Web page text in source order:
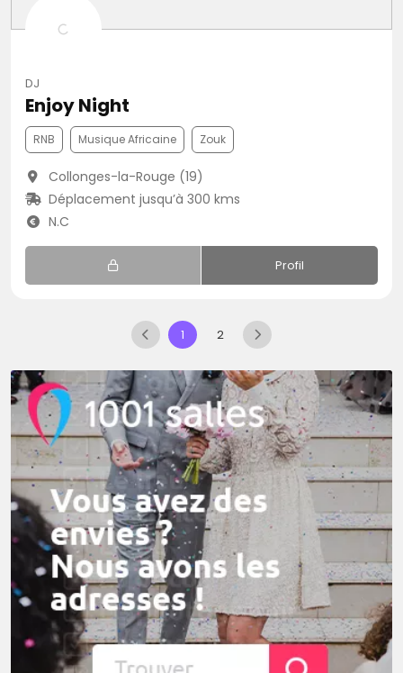
DJ
Enjoy Night
RNB Musique Africaine Zouk
Collonges-la-Rouge (19)
Déplacement jusqu’à 300 kms
N.C
Profil
1 2